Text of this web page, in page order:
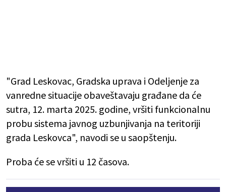
"Grad Leskovac, Gradska uprava i Odeljenje za
vanredne situacije obaveštavaju građane da će
sutra, 12. marta 2025. godine, vršiti funkcionalnu
probu sistema javnog uzbunjivanja na teritoriji
grada Leskovca", navodi se u saopštenju.
Proba će se vršiti u 12 časova.